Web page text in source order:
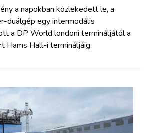
a napokban közlekedett le, a
duálgép egy intermodális
a DP World londoni termináljától a
Hams Hall-i termináljáig.